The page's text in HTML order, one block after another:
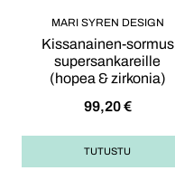
MARI SYREN DESIGN
Kissanainen-sormus
supersankareille
(hopea & zirkonia)
99,20€
TUTUSTU